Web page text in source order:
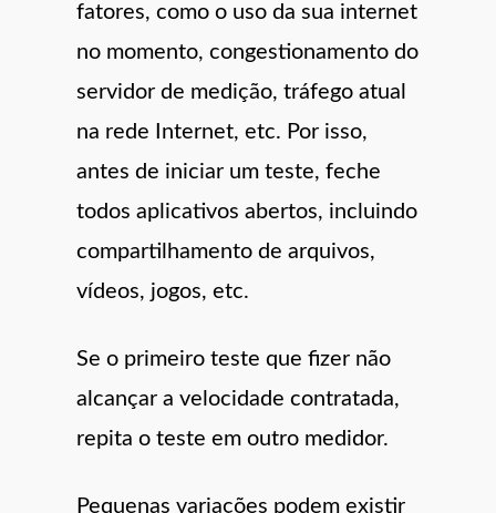
fatores, como o uso da sua internet
no momento, congestionamento do
servidor de medição, tráfego atual
na rede Internet, etc. Por isso,
antes de iniciar um teste, feche
todos aplicativos abertos, incluindo
compartilhamento de arquivos,
vídeos, jogos, etc.
Se o primeiro teste que fizer não
alcançar a velocidade contratada,
repita o teste em outro medidor.
Pequenas variações podem existir